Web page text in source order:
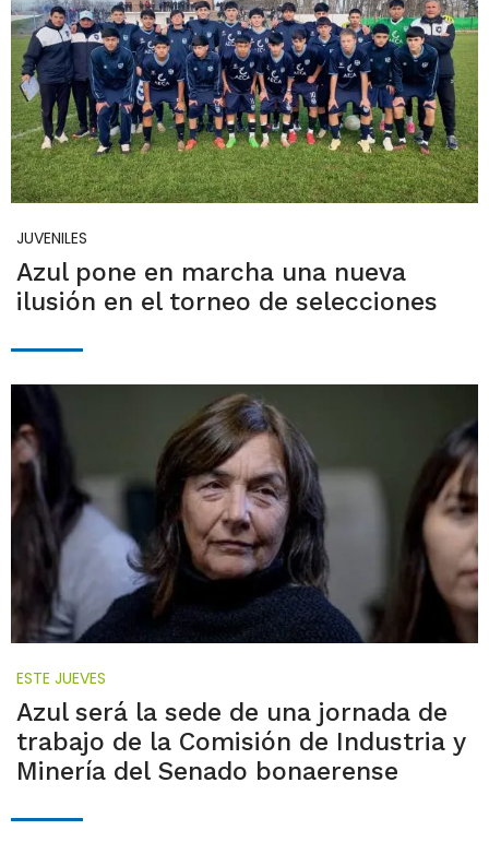
JUVENILES
Azul pone en marcha una nueva
ilusión en el torneo de selecciones
ESTE JUEVES
Azul será la sede de una jornada de
trabajo de la Comisión de Industria y
Minería del Senado bonaerense